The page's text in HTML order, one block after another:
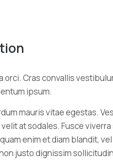
orci. Cras convallis
ipsum.
mauris vitae egestas.
at sodales. Fusce viverra
enim et diam blandit,
justo dignissim